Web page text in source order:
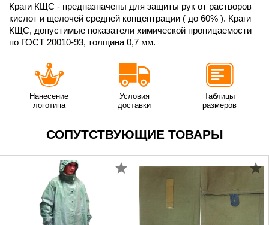
Краги КЩС - предназначены для защиты рук от растворов
кислот и щелочей средней концентрации ( до 60% ). Краги
КЩС, допустимые показатели химической проницаемости
по ГОСТ 20010-93, толщина 0,7 мм.
Нанесение
логотипа
Условия
доставки
Таблицы
размеров
СОПУТСТВУЮЩИЕ ТОВАРЫ